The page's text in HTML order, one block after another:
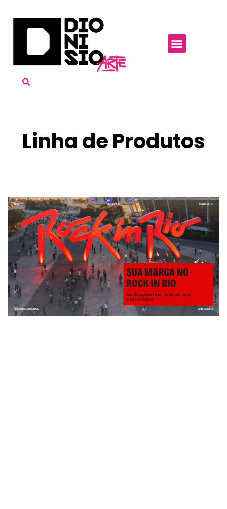
Linha de Produtos